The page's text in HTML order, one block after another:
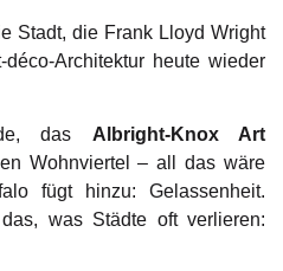
Stadt, die Frank Lloyd Wright
Architektur heute wieder
das Albright-Knox Art
Wohnviertel – all das wäre
fügt hinzu: Gelassenheit.
was Städte oft verlieren: